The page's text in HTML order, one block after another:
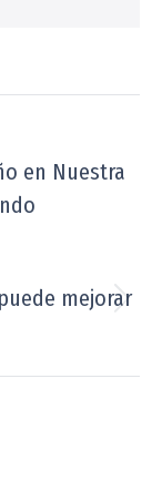
en Nuestra
mejorar